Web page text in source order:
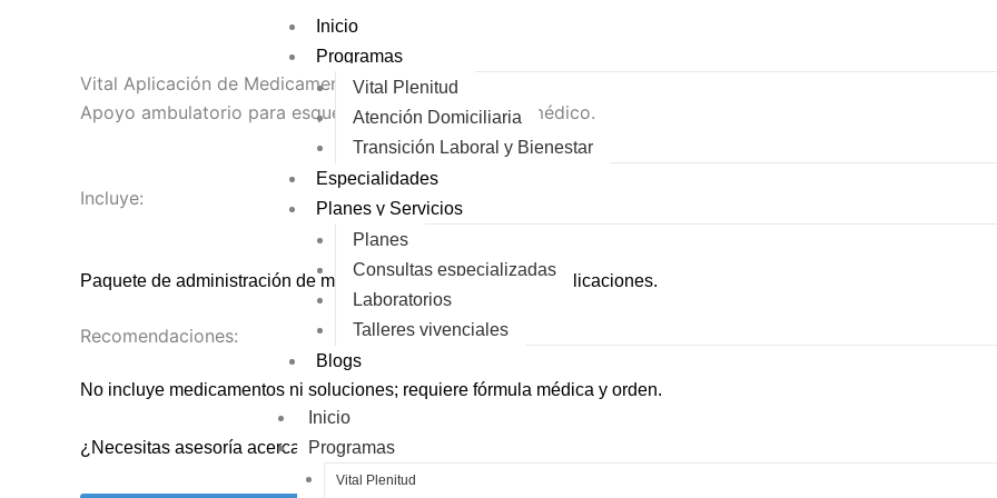
contenido
Inicio
Programas
Vital Plenitud
Atención Domiciliaria
Transición Laboral y Bienestar
Especialidades
Planes y Servicios
Planes
Consultas especializadas
Laboratorios
Talleres vivenciales
Blogs
Inicio
Programas
Vital Plenitud
Vital Aplicación de Medicamentos
Apoyo ambulatorio para esquemas prescritos por tu médico.
Incluye:
Paquete de administración de medicamentos (IV, SC, IM): 5 aplicaciones.
Recomendaciones:
No incluye medicamentos ni soluciones; requiere fórmula médica y orden.
¿Necesitas asesoría acerca de este plan? Haz clic en el siguiente botón.